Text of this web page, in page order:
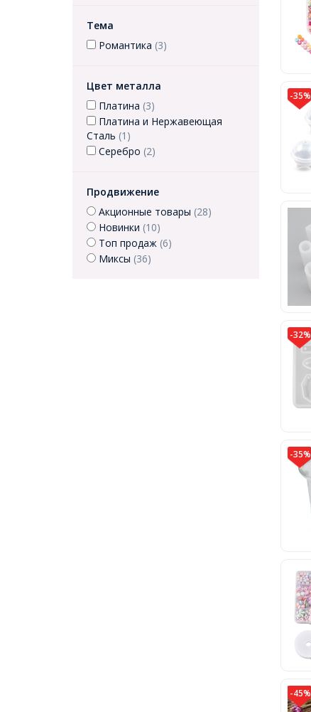
Тема
Романтика (3)
Цвет металла
Платина (3)
Платина и Нержавеющая
Сталь (1)
Серебро (2)
Продвижение
Акционные товары (28)
Новинки (10)
Топ продаж (6)
Миксы (36)
-35%
-32%
-35%
-45%